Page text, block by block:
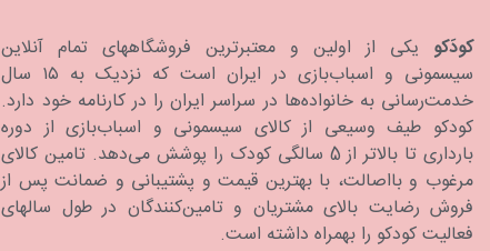
کودَکو یکی از اولین و معتبرترین فروشگاههای تمام آنلاین
سیسمونی و اسباب‌بازی در ایران است که نزدیک به ۱۵ سال
خدمت‌رسانی به خانواده‌ها در سراسر ایران را در کارنامه خود دارد.
كودكو طیف وسیعی از کالای سیسمونی و اسباب‌بازی از دوره
بارداری تا بالاتر از 5 سالگی کودک را پوشش می‌دهد. تامین کالای
مرغوب و بااصالت، با بهترین قیمت و پشتیبانی و ضمانت پس از
فروش رضایت بالای مشتریان و تامین‌کنندگان در طول سالهای
فعالیت کودکو را بهمراه داشته است.